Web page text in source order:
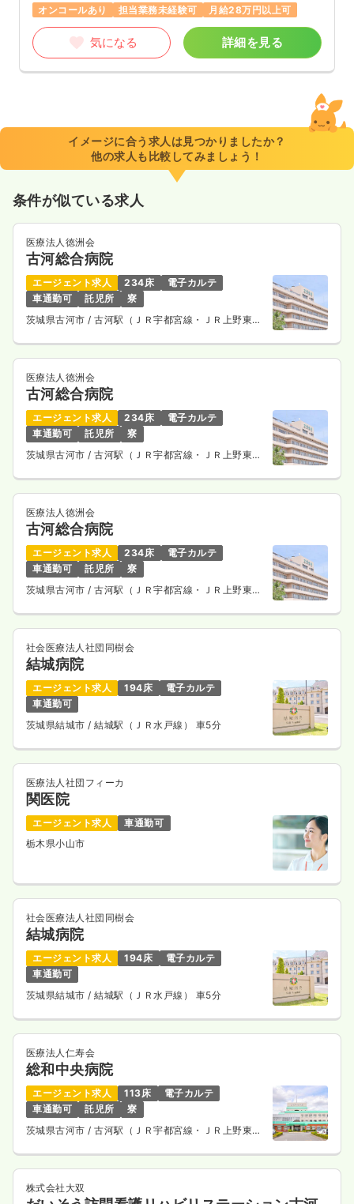
オンコールあり
担当業務未経験可 月給28万円以上可
気になる 詳細を見る
イメージに合う求人は見つかりましたか？
他の求人も比較してみましょう！
条件が似ている求人
医療法人徳洲会
古河総合病院
エージェント求人 234床
電子カルテ
車通勤可
託児所
寮
茨城県古河市 / 古河駅（ＪＲ宇都宮線・ＪＲ上野東京
医療法人徳洲会
古河総合病院
エージェント求人 234床
電子カルテ
車通勤可
託児所
寮
茨城県古河市 / 古河駅（ＪＲ宇都宮線・ＪＲ上野東京
医療法人徳洲会
古河総合病院
エージェント求人 234床
電子カルテ
車通勤可
託児所
寮
茨城県古河市 / 古河駅（ＪＲ宇都宮線・ＪＲ上野東京
社会医療法人社団同樹会
結城病院
エージェント求人 194床
電子カルテ
車通勤可
茨城県結城市 / 結城駅（ＪＲ水戸線） 車5分
医療法人社団フィーカ
関医院
エージェント求人
車通勤可
栃木県小山市
社会医療法人社団同樹会
結城病院
エージェント求人 194床
電子カルテ
車通勤可
茨城県結城市 / 結城駅（ＪＲ水戸線） 車5分
医療法人仁寿会
総和中央病院
エージェント求人 113床
電子カルテ
車通勤可
託児所
寮
茨城県古河市 / 古河駅（ＪＲ宇都宮線・ＪＲ上野東京
株式会社大双